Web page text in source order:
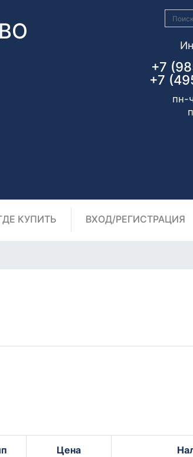
+7
+7
пн-
КУПИТЬ ВХОД/РЕГИСТРАЦИЯ
Цена